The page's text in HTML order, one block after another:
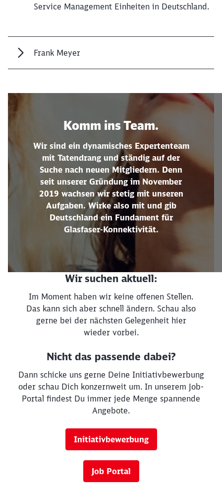
Service Management Einheiten in Deutschland.
Frank Meyer
Komm ins Team.
Wir sind ein dynamisches Expertenteam
mit Tatendrang und ständig auf der
Suche nach neuen Mitgliedern. Denn
seit unserer Gründung im November
2019 wachsen wir stetig mit unseren
Aufgaben. Wirke also mit und gib
Deutschland ein Fundament für
Glasfaser-Konnektivität.
Wir suchen aktuell:
Im Moment haben wir keine offenen Stellen.
Das kann sich aber schnell ändern. Schau also
gerne bei der nächsten Gelegenheit hier
wieder vorbei.
Nicht das passende dabei?
Dann schicke uns gerne Deine Initiativbewerbung
oder schau Dich konzernweit um. In unserem Job-
Portal findest Du immer jede Menge spannende
Angebote.
Initiativbewerbung
Job Portal